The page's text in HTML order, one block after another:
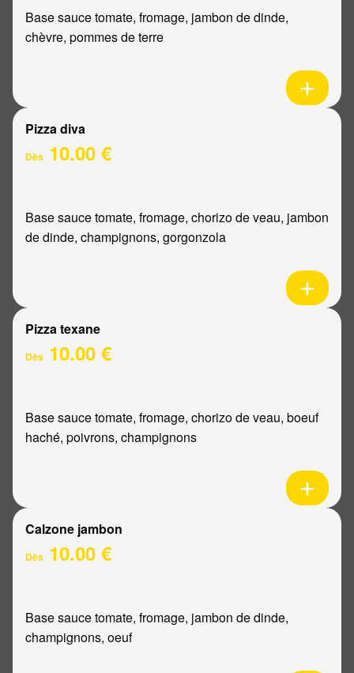
Base sauce tomate, fromage, jambon de dinde,
chèvre, pommes de terre
Pizza diva
Dès 10.00 €
Base sauce tomate, fromage, chorizo de veau, jambon
de dinde, champignons, gorgonzola
Pizza texane
Dès 10.00 €
Base sauce tomate, fromage, chorizo de veau, boeuf
haché, poivrons, champignons
Calzone jambon
Dès 10.00 €
Base sauce tomate, fromage, jambon de dinde,
champignons, oeuf